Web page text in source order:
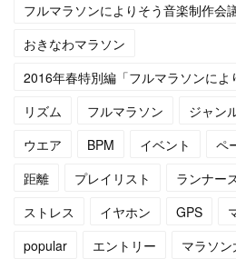
(4)
( 5)
(
15
( 13 )
(
)
フルマラソンによりそう音楽制作会
おきなわマラソン
2016年春特別編「フルマラソンによ
リズム
フルマラソン ジャン
ウエア
BPM イベント ペ
距離
プレイリスト ランナー
ストレス
イヤホン GPS
popular
エントリー マラソ